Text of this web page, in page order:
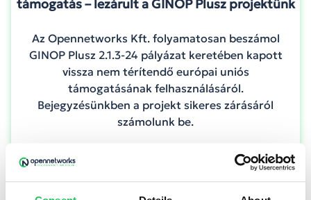
támogatás – lezárult a GINOP Plusz projektünk
Az Opennetworks Kft. folyamatosan beszámol
GINOP Plusz 2.1.3-24 pályázat keretében kapott
vissza nem térítendő európai uniós
támogatásának felhasználásáról.
Bejegyzésünkben a projekt sikeres zárásáról
számolunk be.
TOVÁBB OLVASOM